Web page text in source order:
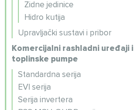
Zidne jedinice
Hidro kutija
Upravljački sustavi i pribor
Komercijalni rashladni uređaji i
toplinske pumpe
Standardna serija
EVI serija
Serija invertera